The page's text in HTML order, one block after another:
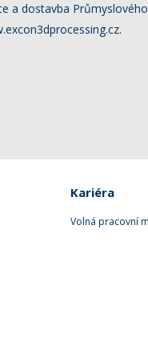
a dostavba
Kariéra
Volná pracovní